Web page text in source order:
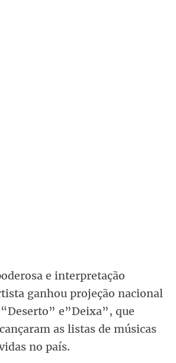
e interpretação
ganhou projeção nacional
e”Deixa”, que
as listas de músicas
no país.